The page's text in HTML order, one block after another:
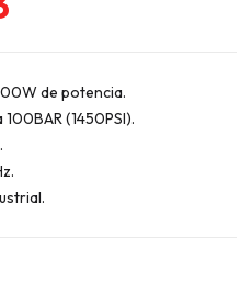
es:de potencia.
(1450PSI).